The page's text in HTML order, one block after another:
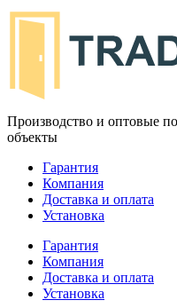
Производство и оптовые
объекты
Гарантия
Компания
Доставка и оплата
Установка
Гарантия
Компания
Доставка и оплата
Установка